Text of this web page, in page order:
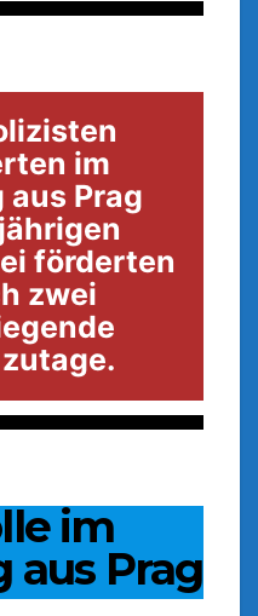
im
aus Prag
förderten
zwei
im
aus Prag